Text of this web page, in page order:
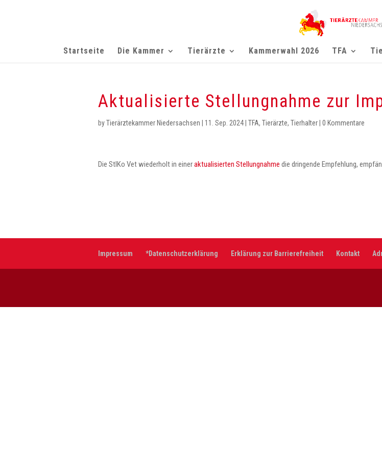
Startseite Die Kammer Tierärzte Kammerwahl 2026 TFA
Aktualisierte Stellungnahme zur
byTierärztekammer Niedersachsen 11. Sep. 2024 TFA, Tierärzte, Tierhalter 0 Kommentare
Die StIKo Vet wiederholt in eineraktualisierten Stellungnahme die dringende Empfehlung,
Impressum *Datenschutzerklärung Erklärung zur Barrierefreiheit Kontakt